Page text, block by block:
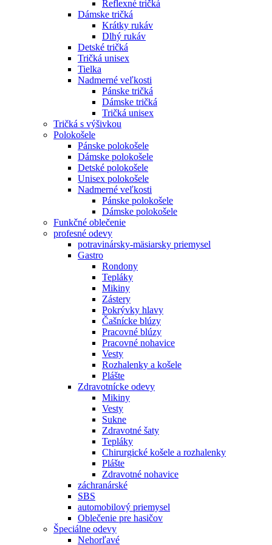
Reflexné tričká
Dámske tričká
Krátky rukáv
Dlhý rukáv
Detské tričká
Tričká unisex
Tielka
Nadmerné veľkosti
Pánske tričká
Dámske tričká
Tričká unisex
Tričká s výšivkou
Polokošele
Pánske polokošele
Dámske polokošele
Detské polokošele
Unisex polokošele
Nadmerné veľkosti
Pánske polokošele
Dámske polokošele
Funkčné oblečenie
profesné odevy
potravinársky-mäsiarsky priemysel
Gastro
Rondony
Tepláky
Mikiny
Zástery
Pokrývky hlavy
Čašnícke blúzy
Pracovné blúzy
Pracovné nohavice
Vesty
Rozhalenky a košele
Plášte
Zdravotnícke odevy
Mikiny
Vesty
Sukne
Zdravotné šaty
Tepláky
Chirurgické košele a rozhalenky
Plášte
Zdravotné nohavice
záchranárské
SBS
automobilový priemysel
Oblečenie pre hasičov
Špeciálne odevy
Nehorľavé